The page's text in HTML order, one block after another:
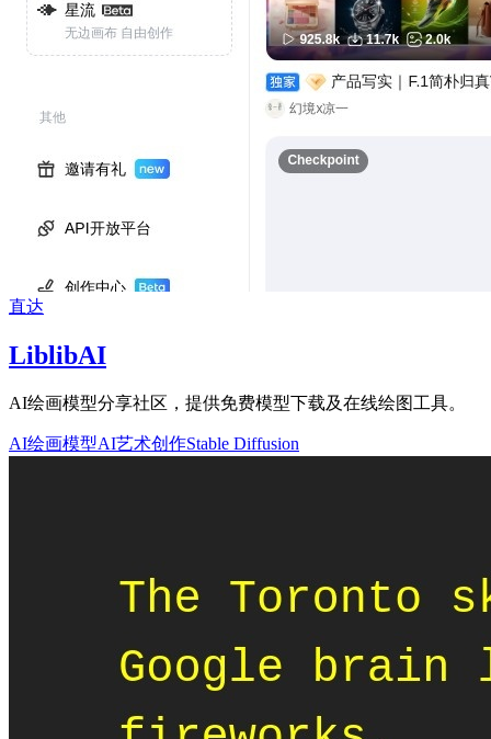
直达
LiblibAI
AI绘画模型分享社区，提供免费模型下载及在线绘图工具。
AI绘画模型AI艺术创作Stable Diffusion